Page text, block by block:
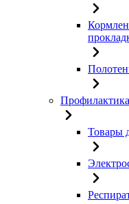
Товары